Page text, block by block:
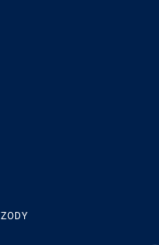
ZODY